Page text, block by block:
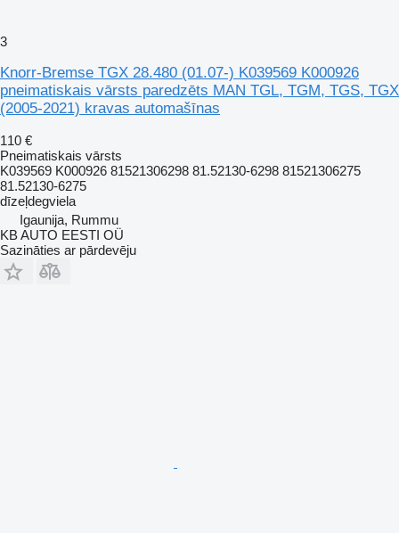
3
Knorr-Bremse TGX 28.480 (01.07-) K039569 K000926
pneimatiskais vārsts paredzēts MAN TGL, TGM, TGS, TGX
(2005-2021) kravas automašīnas
110 €
Pneimatiskais vārsts
K039569 K000926 81521306298 81.52130-6298 81521306275
81.52130-6275
dīzeļdegviela
Igaunija, Rummu
KB AUTO EESTI OÜ
Sazināties ar pārdevēju